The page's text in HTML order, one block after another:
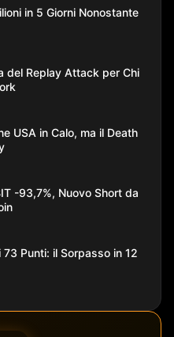
in 5 Giorni Nonostante
del Replay Attack per Chi
USA in Calo, ma il Death
-93,7%, Nuovo Short da
Punti: il Sorpasso in 12